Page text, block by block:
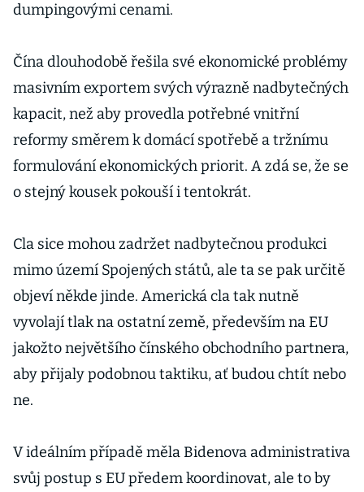
dumpingovými cenami.
Čína dlouhodobě řešila své ekonomické problémy
masivním exportem svých výrazně nadbytečných
kapacit, než aby provedla potřebné vnitřní
reformy směrem k domácí spotřebě a tržnímu
formulování ekonomických priorit. A zdá se, že se
o stejný kousek pokouší i tentokrát.
Cla sice mohou zadržet nadbytečnou produkci
mimo území Spojených států, ale ta se pak určitě
objeví někde jinde. Americká cla tak nutně
vyvolají tlak na ostatní země, především na EU
jakožto největšího čínského obchodního partnera,
aby přijaly podobnou taktiku, ať budou chtít nebo
ne.
V ideálním případě měla Bidenova administrativa
svůj postup s EU předem koordinovat, ale to by